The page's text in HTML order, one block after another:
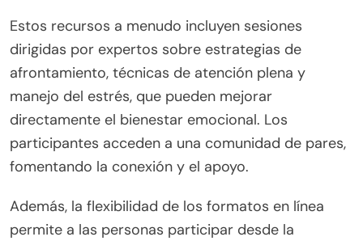
Estos recursos a menudo incluyen sesiones
dirigidas por expertos sobre estrategias de
afrontamiento, técnicas de atención plena y
manejo del estrés, que pueden mejorar
directamente el bienestar emocional. Los
participantes acceden a una comunidad de pares,
fomentando la conexión y el apoyo.
Además, la flexibilidad de los formatos en línea
permite a las personas participar desde la